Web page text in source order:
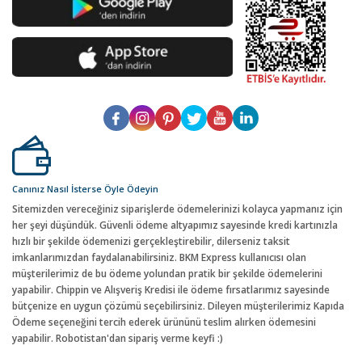
Canınız Nasıl İsterse Öyle Ödeyin
Sitemizden vereceğiniz siparişlerde ödemelerinizi kolayca yapmanız için
her şeyi düşündük. Güvenli ödeme altyapımız sayesinde kredi kartınızla
hızlı bir şekilde ödemenizi gerçekleştirebilir, dilerseniz taksit
imkanlarımızdan faydalanabilirsiniz. BKM Express kullanıcısı olan
müşterilerimiz de bu ödeme yolundan pratik bir şekilde ödemelerini
yapabilir. Chippin ve Alışveriş Kredisi ile ödeme fırsatlarımız sayesinde
bütçenize en uygun çözümü seçebilirsiniz. Dileyen müşterilerimiz Kapıda
Ödeme seçeneğini tercih ederek ürününü teslim alırken ödemesini
yapabilir. Robotistan'dan sipariş verme keyfi :)